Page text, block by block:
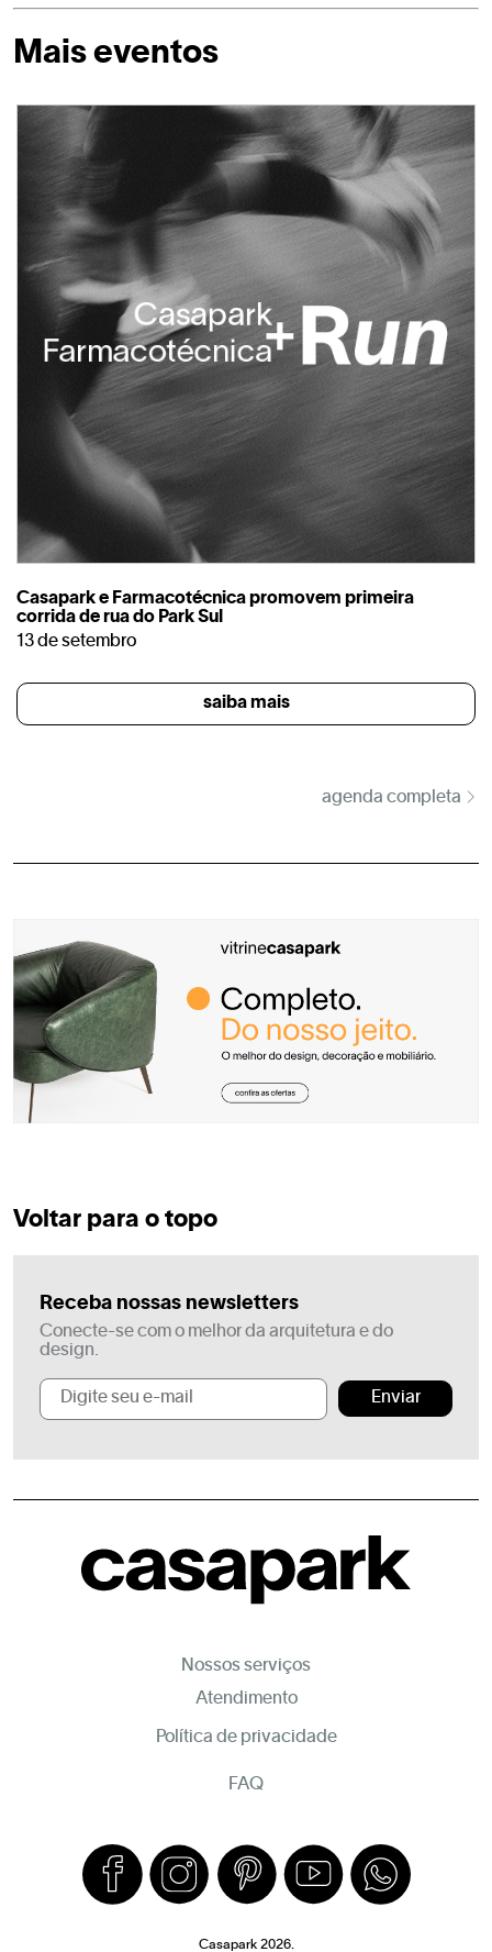
Mais eventos
Casapark e Farmacotécnica promovem primeira
corrida de rua do Park Sul
13 de setembro
saiba mais
agenda completa
Voltar para o topo
Receba nossas newsletters
Conecte-se com o melhor da arquitetura e do
design.
Enviar
Nossos serviços
Atendimento
Política de privacidade
FAQ
Casapark 2026.